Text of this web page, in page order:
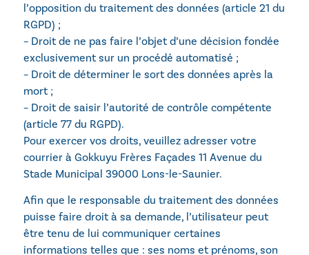
l’opposition du traitement des données (article 21 du
RGPD) ;
– Droit de ne pas faire l’objet d’une décision fondée
exclusivement sur un procédé automatisé ;
– Droit de déterminer le sort des données après la
mort ;
– Droit de saisir l’autorité de contrôle compétente
(article 77 du RGPD).
Pour exercer vos droits, veuillez adresser votre
courrier à Gokkuyu Frères Façades 11 Avenue du
Stade Municipal 39000 Lons-le-Saunier.
Afin que le responsable du traitement des données
puisse faire droit à sa demande, l’utilisateur peut
être tenu de lui communiquer certaines
informations telles que : ses noms et prénoms, son